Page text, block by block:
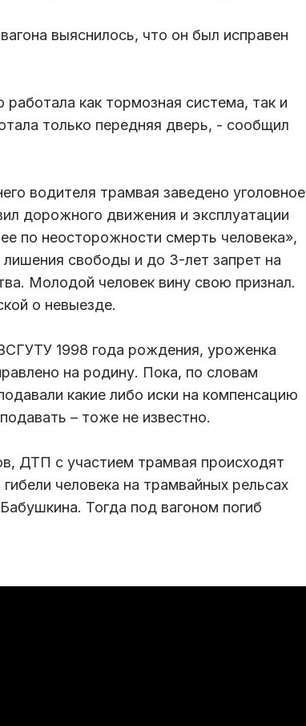
выяснилось, что он был исправен
как тормозная система, так и
только передняя дверь, - сообщил
водителя трамвая заведено уголовное
дорожного движения и эксплуатации
по неосторожности смерть человека»,
лишения свободы и до 3-лет запрет на
Молодой человек вину свою признал.
о невыезде.
1998 года рождения, уроженка
на родину. Пока, по словам
какие либо иски на компенсацию
– тоже не известно.
ДТП с участием трамвая происходят
человека на трамвайных рельсах
Тогда под вагоном погиб